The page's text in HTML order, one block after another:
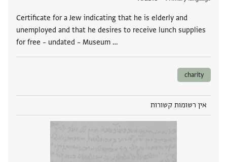
Certificate for a Jew indicating that he is elderly and
unemployed and that he desires to receive lunch supplies
for free – undated – Museum …
charity
אין רשומות קשורות